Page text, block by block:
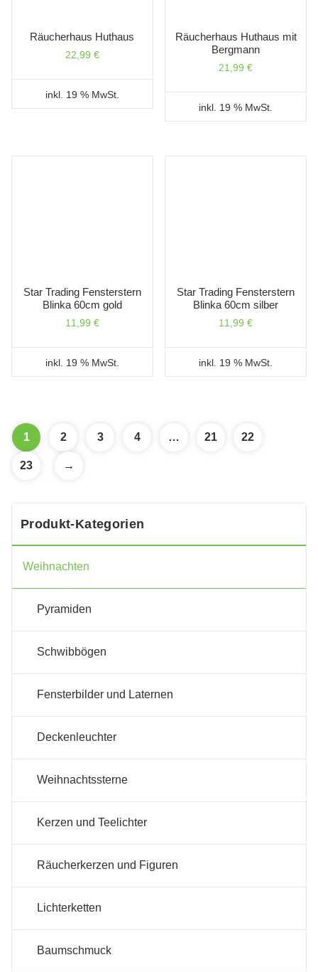
Räucherhaus Huthaus
22,99 €
inkl. 19 % MwSt.
Räucherhaus Huthaus mit
Bergmann
21,99€
inkl. 19 % MwSt.
Star Trading Fensterstern
Blinka 60cm gold
11,99 €
inkl. 19 % MwSt.
Star Trading Fensterstern
Blinka 60cm silber
11,99€
inkl. 19 % MwSt.
1 2 3 4 … 21 22
23 →
Produkt-Kategorien
Weihnachten
Pyramiden
Schwibbögen
Fensterbilder und Laternen
Deckenleuchter
Weihnachtssterne
Kerzen und Teelichter
Räucherkerzen und Figuren
Lichterketten
Baumschmuck